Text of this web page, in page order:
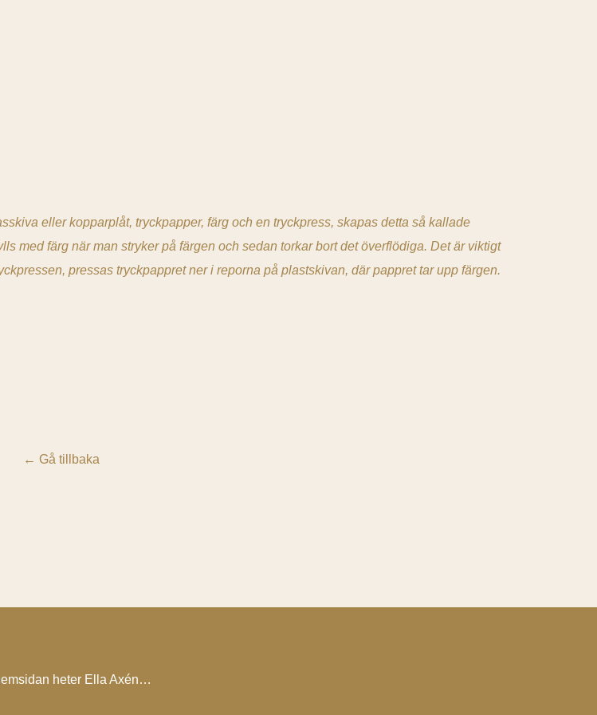
eller kopparplåt, tryckpapper, färg och en tryckpress, skapas detta så kallade
med färg när man stryker på färgen och sedan torkar bort det överflödiga. Det är viktigt
pressas tryckpappret ner i reporna på plastskivan, där pappret tar upp färgen.
← Gå tillbaka
heter Ella Axén…